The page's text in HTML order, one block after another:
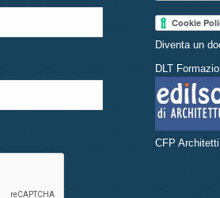
Diventa un
DLT
CFP Architetti